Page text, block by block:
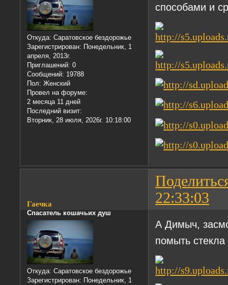
Откуда: Саратовское бездорожье
Зарегистрирован: Понедельник, 1
апреля, 2013г.
Приглашений: 0
Сообщений: 19788
Пол: Женский
Провел на форуме:
2 месяца 11 дней
Последний визит:
Вторник, 28 июля, 2026г. 10:18:00
способами и
22:33:03
Гаечка
Спасатель кошачьих душ
Откуда: Саратовское бездорожье
Зарегистрирован: Понедельник, 1
А Димыч,
помыть стекла